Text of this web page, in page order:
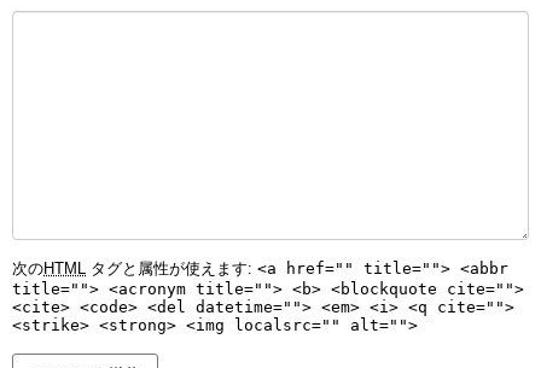
次のHTML タグと属性が使えます: <a href="" title=""> <abbr
title=""> <acronym title=""> <b> <blockquote cite="">
<cite> <code> <del datetime=""> <em> <i> <q cite="">
<strike> <strong> <img localsrc="" alt="">